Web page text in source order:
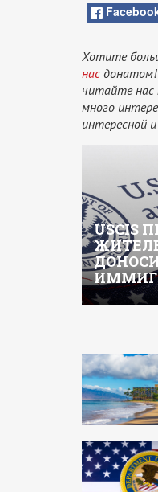
Хотите
нас донатом!
читайте нас
много
интересной
USCIS